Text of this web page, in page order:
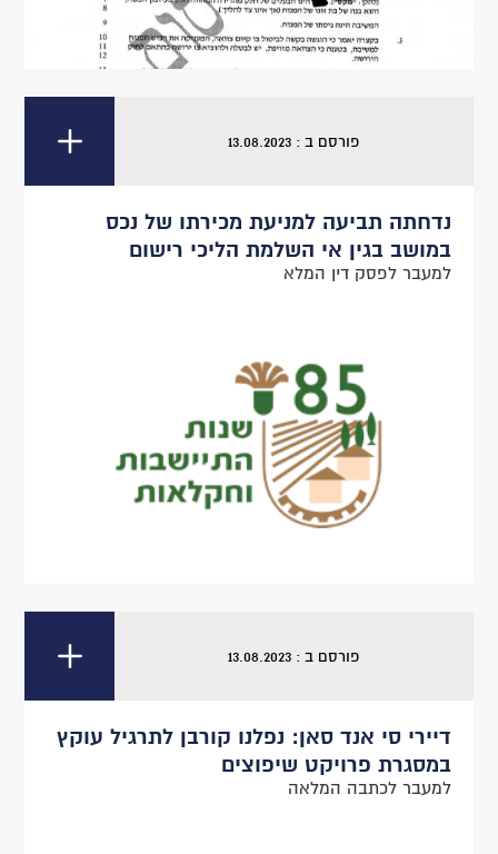
פורסם ב : 13.08.2023
נדחתה תביעה למניעת מכירתו של נכס
במושב בגין אי השלמת הליכי רישום
למעבר לפסק דין המלא
פורסם ב : 13.08.2023
דיירי סי אנד סאן: נפלנו קורבן לתרגיל עוקץ
במסגרת פרויקט שיפוצים
למעבר לכתבה המלאה